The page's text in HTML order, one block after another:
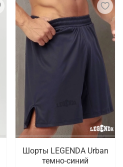
Шорты LEGENDA Urban
темно-синий